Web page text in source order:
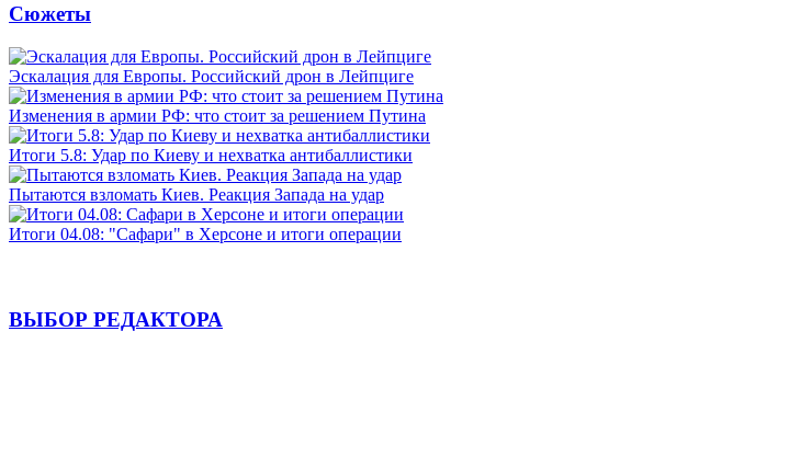
Сюжеты
Эскалация для Европы. Российский дрон в Лейпциге
Изменения в армии РФ: что стоит за решением Путина
Итоги 5.8: Удар по Киеву и нехватка антибаллистики
Пытаются взломать Киев. Реакция Запада на удар
Итоги 04.08: "Сафари" в Херсоне и итоги операции
ВЫБОР РЕДАКТОРА